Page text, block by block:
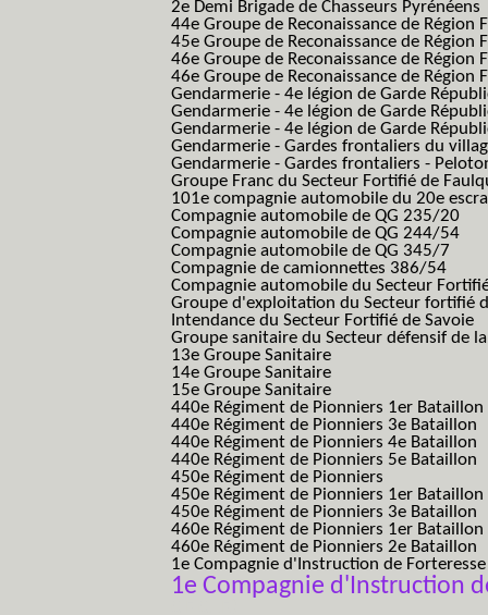
2e Demi Brigade de Chasseurs Pyrénéens
44e Groupe de Reconaissance de Région
45e Groupe de Reconaissance de Région
46e Groupe de Reconaissance de Région
46e Groupe de Reconaissance de
Gendarmerie - 4e légion de Garde
Gendarmerie - 4e légion de Garde
Gendarmerie - 4e légion de Garde
Gendarmerie - Gardes frontaliers du
Gendarmerie - Gardes frontaliers -
Groupe Franc du Secteur Fortifié de
101e compagnie automobile du 20e
Compagnie automobile de QG 235/20
Compagnie automobile de QG 244/54
Compagnie automobile de QG 345/7
Compagnie de camionnettes 386/54
Compagnie automobile du Secteur
Groupe d'exploitation du Secteur fortifié
Intendance du Secteur Fortifié de Savoie
Groupe sanitaire du Secteur défensif de
13e Groupe Sanitaire
14e Groupe Sanitaire
15e Groupe Sanitaire
440e Régiment de Pionniers 1er Bataillon
440e Régiment de Pionniers 3e Bataillon
440e Régiment de Pionniers 4e Bataillon
440e Régiment de Pionniers 5e Bataillon
450e Régiment de Pionniers
450e Régiment de Pionniers 1er Bataillon
450e Régiment de Pionniers 3e Bataillon
460e Régiment de Pionniers 1er Bataillon
460e Régiment de Pionniers 2e Bataillon
1e Compagnie d'Instruction de
1e Compagnie d'Instruction